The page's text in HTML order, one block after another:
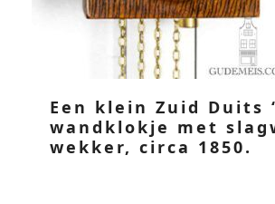
Een klein Zuid Duits
wandklokje met
wekker, circa 1850.